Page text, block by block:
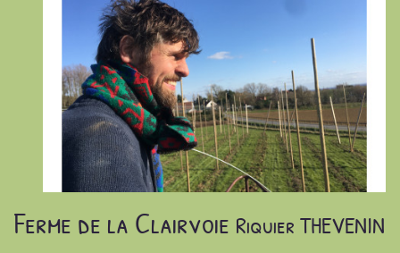
Ferme de la Clairvoie Riquier THEVENIN